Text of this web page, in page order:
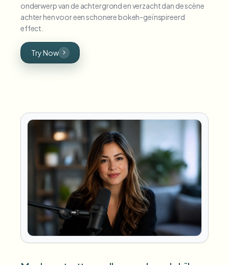
onderwerp van de achtergrond en verzacht dan de scène
achter hen voor een schonere bokeh-geïnspireerd
effect.
Try Now